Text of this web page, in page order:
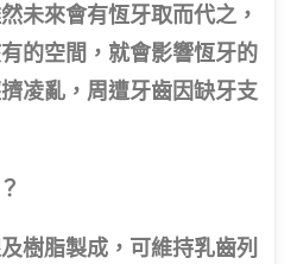
未來會有恆牙取而代之，
的空間，就會影響恆牙的
凌亂，周遭牙齒因缺牙支
樹脂製成，可維持乳齒列